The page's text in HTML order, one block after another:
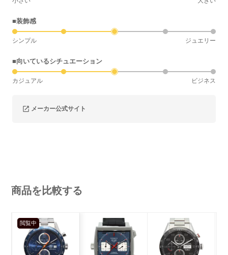
■装飾感
シンプル ジュエリー
■向いているシチュエーション
カジュアル ビジネス
メーカー公式サイト
商品を比較する
閲覧中